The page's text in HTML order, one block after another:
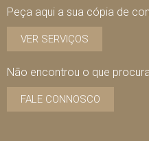
Peça aqui a sua cópia de
VER SERVIÇOS
Não encontrou o que
FALE CONNOSCO